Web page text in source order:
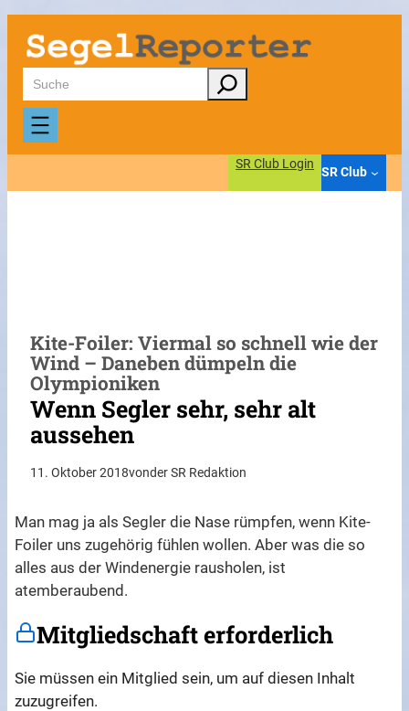
Zum
Inhalt
springen
Suchen
SR Club Login
SR Club
Kite-Foiler: Viermal so schnell wie der
Wind – Daneben dümpeln die
Olympioniken
Wenn Segler sehr, sehr alt
aussehen
11. Oktober 2018vonder SR Redaktion
Man mag ja als Segler die Nase rümpfen, wenn Kite-
Foiler uns zugehörig fühlen wollen. Aber was die so
alles aus der Windenergie rausholen, ist
atemberaubend.
Mitgliedschaft erforderlich
Sie müssen ein Mitglied sein, um auf diesen Inhalt
zuzugreifen.